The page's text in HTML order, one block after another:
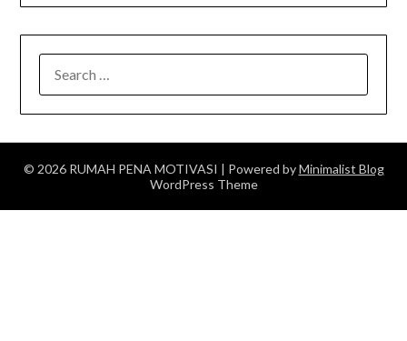
FOR:
© 2026 RUMAH PENA MOTIVASI | Powered byMinimalist Blog
WordPress Theme